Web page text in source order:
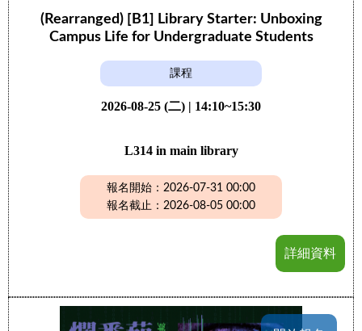
(Rearranged) [B1] Library Starter: Unboxing
Campus Life for Undergraduate Students
課程
2026-08-25 (二) | 14:10~15:30
L314 in main library
報名開始：2026-07-31 00:00
報名截止：2026-08-05 00:00
詳細資料